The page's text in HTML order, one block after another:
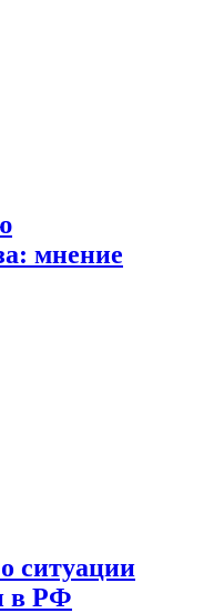
мнение
ситуации
в РФ